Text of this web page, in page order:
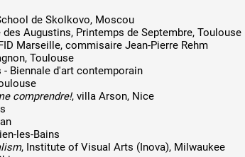
de Skolkovo, Moscou
des Augustins, Printemps de Septembre, Toulouse
Marseille, commisaire Jean-Pierre Rehm
Toulouse
- Biennale d'art contemporain
comprendre!, villa Arson, Nice
les-Bains
, Institute of Visual Arts (Inova), Milwaukee